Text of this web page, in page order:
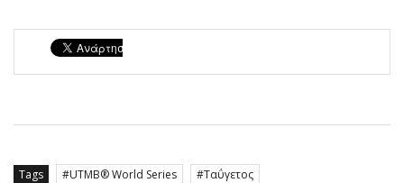
Tags UTMB® World Series Ταΰγετος